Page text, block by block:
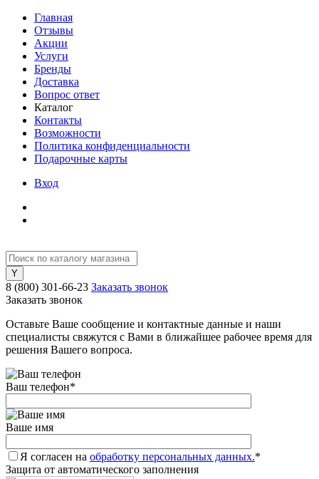
Главная
Отзывы
Акции
Услуги
Бренды
Доставка
Вопрос ответ
Каталог
Контакты
Возможности
Политика конфиденциальности
Подарочные карты
Вход
8 (800) 301-66-23 Заказать звонок
Заказать звонок
Оставьте Ваше сообщение и контактные данные и наши
специалисты свяжутся с Вами в ближайшее рабочее время для
решения Вашего вопроса.
Ваш телефон*
Ваше имя
Я согласен на обработку персональных данных.*
Защита от автоматического заполнения